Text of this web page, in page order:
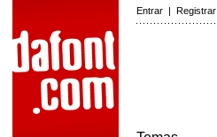
Entrar | Registrar